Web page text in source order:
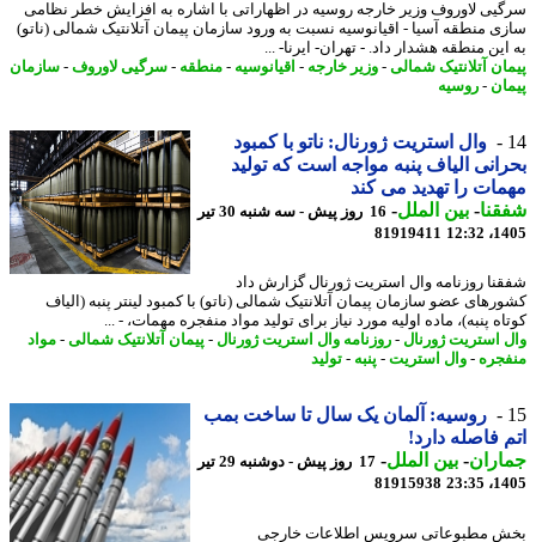
لاوروف وزیر خارجه روسیه در اظهاراتی با اشاره به افزایش خطر نظامی
منطقه آسیا - اقیانوسیه نسبت به ورود سازمان پیمان آتلانتیک شمالی (ناتو)
منطقه هشدار داد. - تهران- ایرنا- ...
آتلانتیک شمالی-وزیر خارجه-اقیانوسیه-منطقه-سرگیی لاوروف-سازمان
-روسیه
وال استریت ژورنال: ناتو با کمبود
الیاف پنبه مواجه است که تولید
را تهدید می کند
-بین الملل-
16 روز پیش - سه شنبه 30 تیر
81919411
روزنامه وال استریت ژورنال گزارش داد
عضو سازمان پیمان آتلانتیک شمالی (ناتو) با کمبود لینتر پنبه (الیاف
پنبه)، ماده اولیه مورد نیاز برای تولید مواد منفجره مهمات، - ...
استریت ژورنال-روزنامه وال استریت ژورنال-پیمان آتلانتیک شمالی-مواد
-وال استریت-پنبه-تولید
روسیه: آلمان یک سال تا ساخت بمب
فاصله دارد!
- بین الملل-
17 روز پیش - دوشنبه 29 تیر
81915938
مطبوعاتی سرویس اطلاعات خارجی